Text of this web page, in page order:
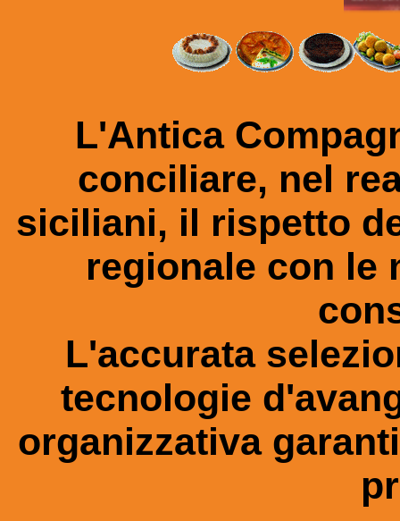
L'Antica
conciliare, nel
siciliani, il rispetto
regionale con le
L'accurata
tecnologie
organizzativa